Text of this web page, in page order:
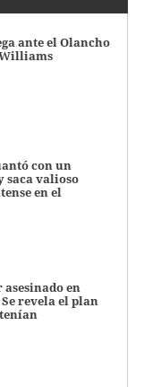
ante el Olancho
con un
saca valioso
en el
asesinado en
revela el plan